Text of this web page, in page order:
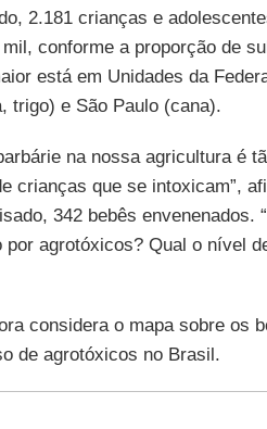
2.181 crianças e
conforme a proporção de
está em Unidades da
trigo) e São Paulo (cana).
na nossa agricultura é
crianças que se intoxicam”,
342 bebês envenenados.
por agrotóxicos? Qual o nível
considera o mapa sobre os
de agrotóxicos no Brasil.